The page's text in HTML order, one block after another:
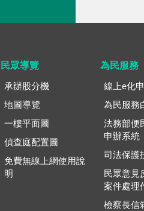
民眾導覽
承辦股分機
地圖導覽
一樓平面圖
偵查庭配置圖
免費無線上網使用說
明
為民服務
線上e化
為民服務
法務部便
申辦系統
司法保護
民眾意見
案件處理
檢察長信